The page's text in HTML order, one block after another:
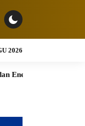
2026
Presiden